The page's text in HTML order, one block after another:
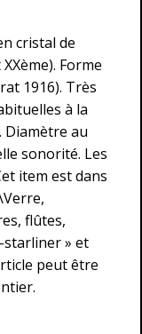
cristal de
Forme
1916). Très
à la
Diamètre au
sonorité. Les
item est dans
flûtes,
starliner » et
peut être